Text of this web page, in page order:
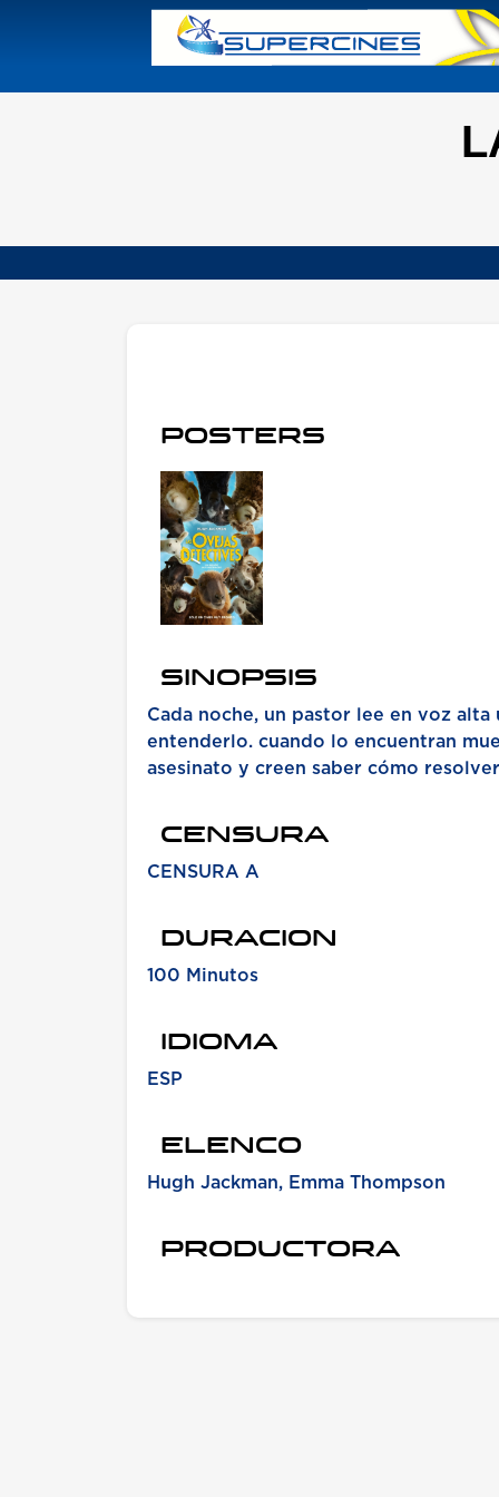
POSTERS
SINOPSIS
Cada noche, un pastor lee en voz
entenderlo. cuando lo encuentran
asesinato y creen saber cómo
CENSURA
CENSURA A
DURACION
100 Minutos
IDIOMA
ESP
ELENCO
Hugh Jackman, Emma Thompson
PRODUCTORA